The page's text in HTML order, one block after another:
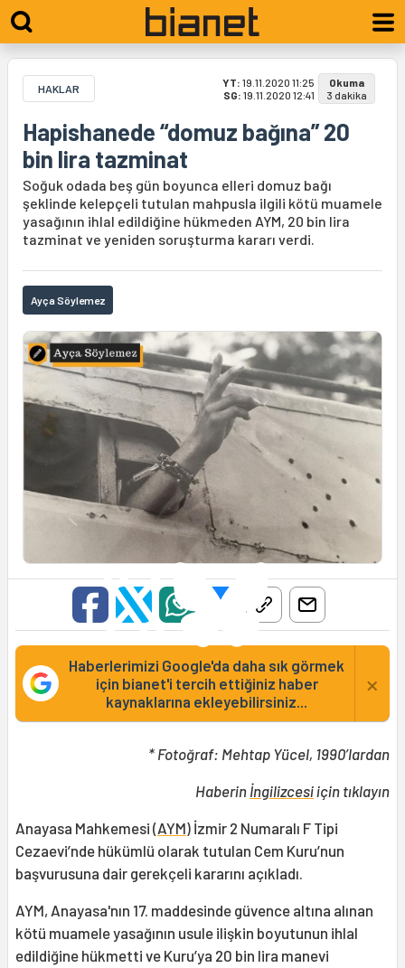
HAKLAR YT: 19.11.2020 11:25
SG: 19.11.2020 12:41
Okuma
3 dakika
Hapishanede “domuz bağına” 20
bin lira tazminat
Soğuk odada beş gün boyunca elleri domuz bağı
şeklinde kelepçeli tutulan mahpusla ilgili kötü muamele
yasağının ihlal edildiğine hükmeden AYM, 20 bin lira
tazminat ve yeniden soruşturma kararı verdi.
Ayça Söylemez
Haberlerimizi Google'da daha sık görmek
için bianet'i tercih ettiğiniz haber
kaynaklarına ekleyebilirsiniz...
×
* Fotoğraf: Mehtap Yücel, 1990’lardan
Haberin İngilizcesiiçin tıklayın
Anayasa Mahkemesi (AYM) İzmir 2 Numaralı F Tipi
Cezaevi’nde hükümlü olarak tutulan Cem Kuru’nun
başvurusuna dair gerekçeli kararını açıkladı.
AYM, Anayasa'nın 17. maddesinde güvence altına alınan
kötü muamele yasağının usule ilişkin boyutunun ihlal
edildiğine hükmetti ve Kuru’ya 20 bin lira manevi